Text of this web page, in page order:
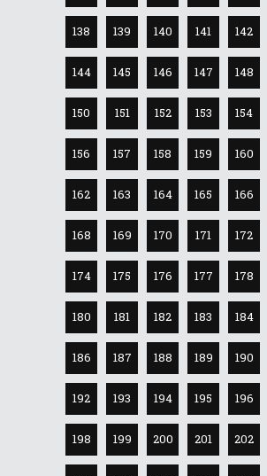
138 139 140 141 142
144 145 146 147 148
150 151 152 153 154
156 157 158 159 160
162 163 164 165 166
168 169 170 171 172
174 175 176 177 178
180 181 182 183 184
186 187 188 189 190
192 193 194 195 196
198 199 200 201 202